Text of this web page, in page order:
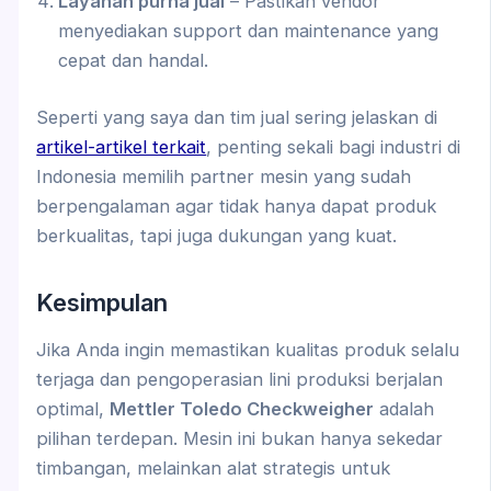
menyediakan support dan maintenance yang
cepat dan handal.
Seperti yang saya dan tim jual sering jelaskan di
artikel-artikel terkait, penting sekali bagi industri di
Indonesia memilih partner mesin yang sudah
berpengalaman agar tidak hanya dapat produk
berkualitas, tapi juga dukungan yang kuat.
Kesimpulan
Jika Anda ingin memastikan kualitas produk selalu
terjaga dan pengoperasian lini produksi berjalan
optimal, Mettler Toledo Checkweigher adalah
pilihan terdepan. Mesin ini bukan hanya sekedar
timbangan, melainkan alat strategis untuk